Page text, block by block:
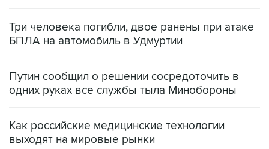
Три человека погибли, двое ранены при атаке
БПЛА на автомобиль в Удмуртии
Путин сообщил о решении сосредоточить в
одних руках все службы тыла Минобороны
Как российские медицинские технологии
выходят на мировые рынки